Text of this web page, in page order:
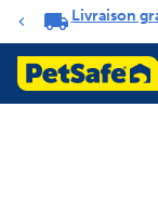
Carrousel de
Livraison